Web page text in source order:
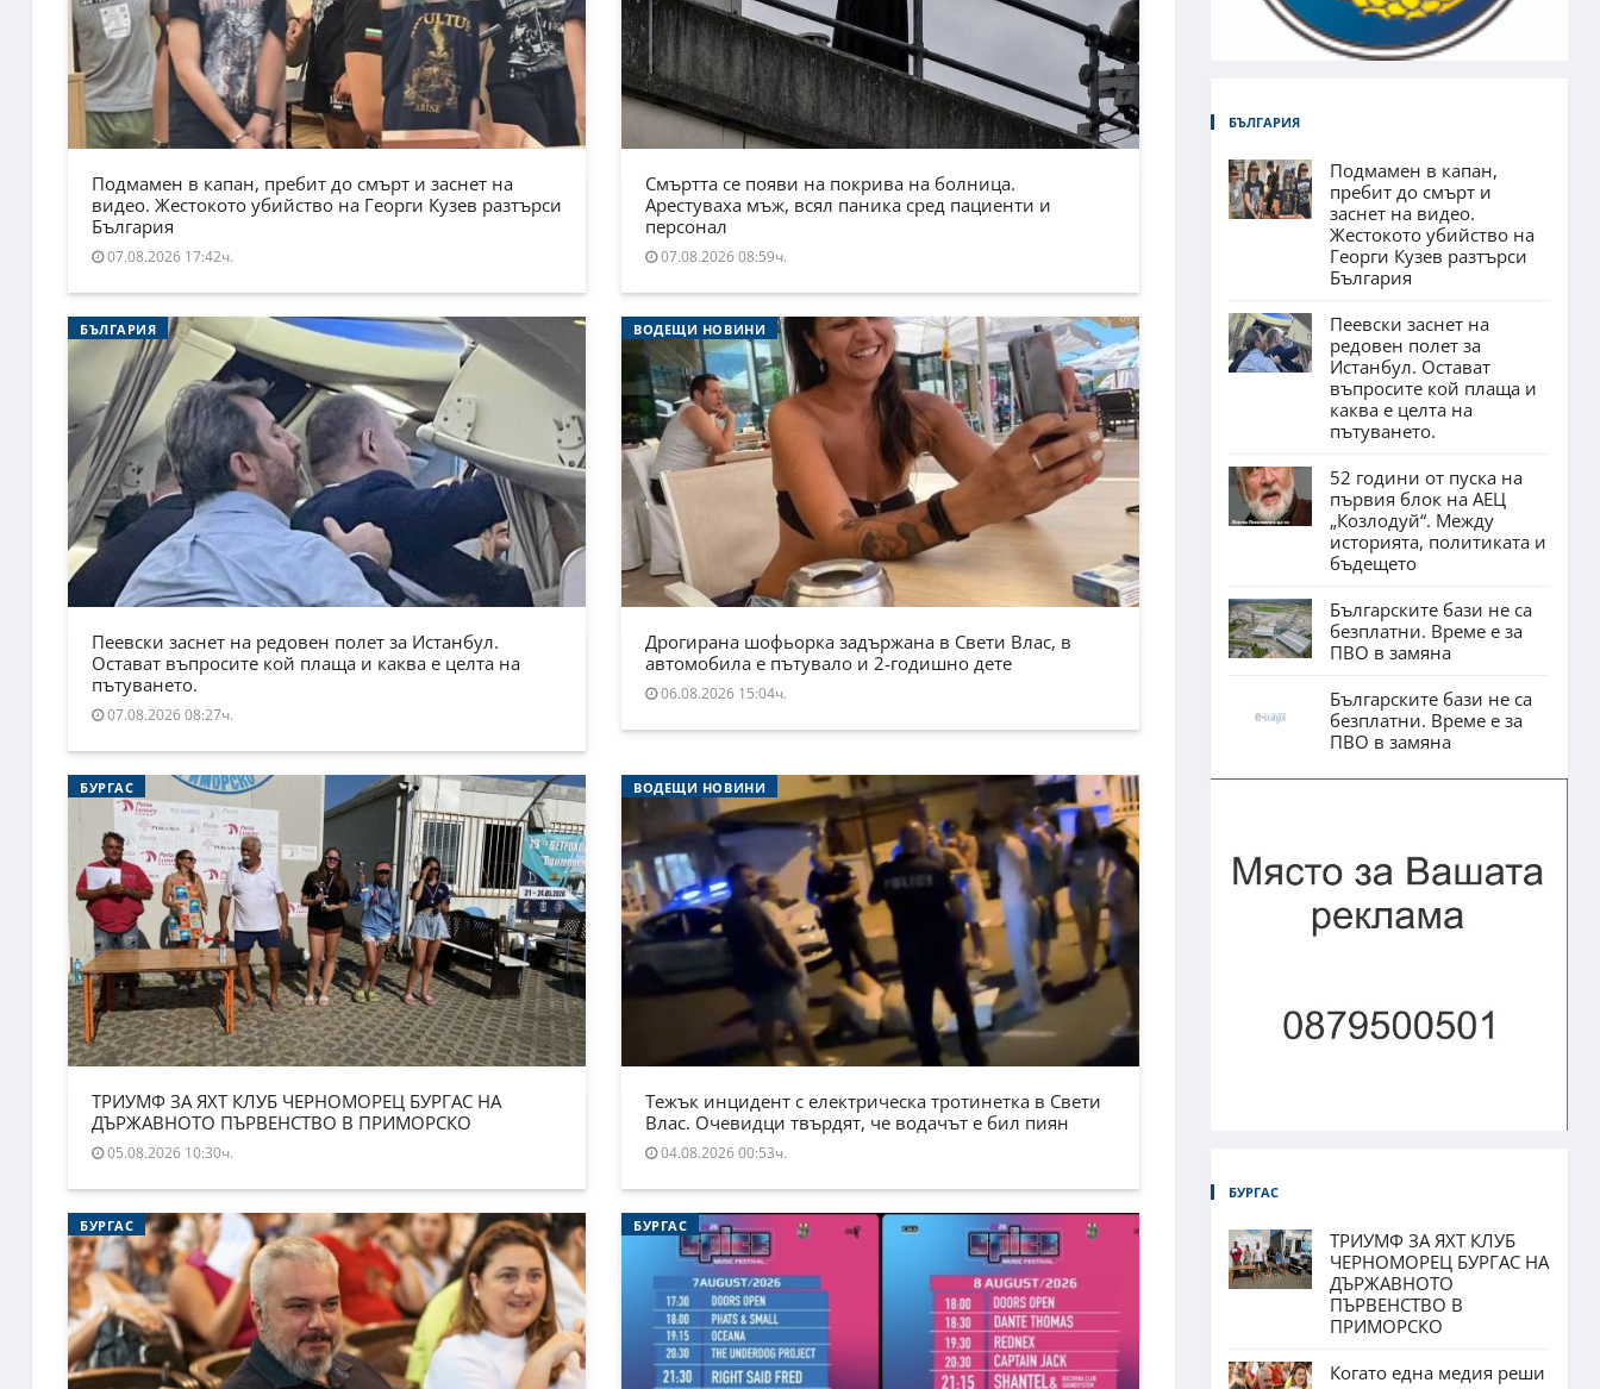
Подмамен в капан, пребит до смърт и заснет на
видео. Жестокото убийство на Георги Кузев разтърси
България
07.08.2026 17:42ч.
Смъртта се появи на покрива на болница.
Арестуваха мъж, всял паника сред пациенти и
персонал
07.08.2026 08:59ч.
БЪЛГАРИЯ
Пеевски заснет на редовен полет за Истанбул.
Остават въпросите кой плаща и каква е целта на
пътуването.
07.08.2026 08:27ч.
ВОДЕЩИ НОВИНИ
Дрогирана шофьорка задържана в Свети Влас, в
автомобила е пътувало и 2-годишно дете
06.08.2026 15:04ч.
БУРГАС
ТРИУМФ ЗА ЯХТ КЛУБ ЧЕРНОМОРЕЦ БУРГАС НА
ДЪРЖАВНОТО ПЪРВЕНСТВО В ПРИМОРСКО
05.08.2026 10:30ч.
ВОДЕЩИ НОВИНИ
Тежък инцидент с електрическа тротинетка в Свети
Влас. Очевидци твърдят, че водачът е бил пиян
04.08.2026 00:53ч.
БУРГАС БУРГАС
БЪЛГАРИЯ
Подмамен в капан,
пребит до смърт и
заснет на видео.
Жестокото убийство на
Георги Кузев разтърси
България
Пеевски заснет на
редовен полет за
Истанбул. Остават
въпросите кой плаща и
каква е целта на
пътуването.
52 години от пуска на
първия блок на АЕЦ
„Козлодуй“. Между
историята, политиката и
бъдещето
Българските бази не са
безплатни. Време е за
ПВО в замяна
Българските бази не са
безплатни. Време е за
ПВО в замяна
БУРГАС
ТРИУМФ ЗА ЯХТ КЛУБ
ЧЕРНОМОРЕЦ БУРГАС НА
ДЪРЖАВНОТО
ПЪРВЕНСТВО В
ПРИМОРСКО
Когато една медия реши